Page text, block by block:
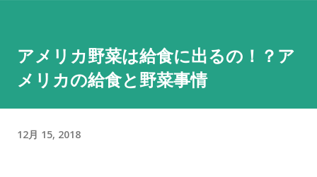
アメリカ野菜は給食に出るの！？ア
メリカの給食と野菜事情
12月 15, 2018